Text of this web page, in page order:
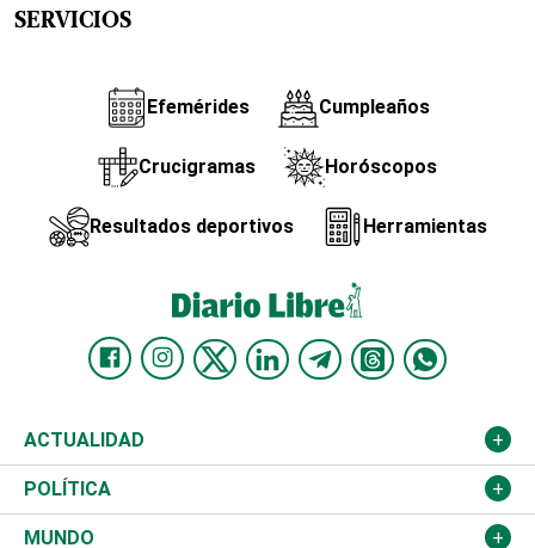
SERVICIOS
Efemérides Cumpleaños
Crucigramas Horóscopos
Resultados deportivos Herramientas
ACTUALIDAD
Nacional
Ciudad
POLÍTICA
Partidos
MUNDO